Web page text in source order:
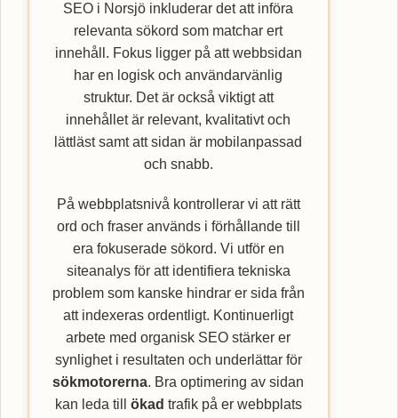
SEO i Norsjö inkluderar det att införa
relevanta sökord som matchar ert
innehåll. Fokus ligger på att webbsidan
har en logisk och användarvänlig
struktur. Det är också viktigt att
innehållet är relevant, kvalitativt och
lättläst samt att sidan är mobilanpassad
och snabb.
På webbplatsnivå kontrollerar vi att rätt
ord och fraser används i förhållande till
era fokuserade sökord. Vi utför en
siteanalys för att identifiera tekniska
problem som kanske hindrar er sida från
att indexeras ordentligt. Kontinuerligt
arbete med organisk SEO stärker er
synlighet i resultaten och underlättar för
sökmotorerna. Bra optimering av sidan
kan leda till ökad trafik på er webbplats